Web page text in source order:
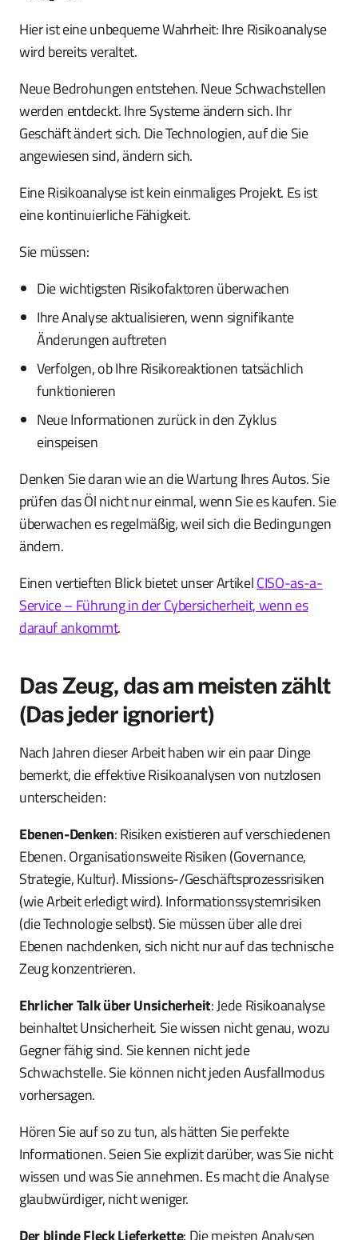
Hier ist eine unbequeme Wahrheit: Ihre Risikoanalyse
wird bereits veraltet.
Neue Bedrohungen entstehen. Neue Schwachstellen
werden entdeckt. Ihre Systeme ändern sich. Ihr
Geschäft ändert sich. Die Technologien, auf die Sie
angewiesen sind, ändern sich.
Eine Risikoanalyse ist kein einmaliges Projekt. Es ist
eine kontinuierliche Fähigkeit.
Sie müssen:
Die wichtigsten Risikofaktoren überwachen
Ihre Analyse aktualisieren, wenn signifikante
Änderungen auftreten
Verfolgen, ob Ihre Risikoreaktionen tatsächlich
funktionieren
Neue Informationen zurück in den Zyklus
einspeisen
Denken Sie daran wie an die Wartung Ihres Autos. Sie
prüfen das Öl nicht nur einmal, wenn Sie es kaufen. Sie
überwachen es regelmäßig, weil sich die Bedingungen
ändern.
Einen vertieften Blick bietet unser ArtikelCISO-as-a-
Service – Führung in der Cybersicherheit, wenn es
darauf ankommt.
Das Zeug, das am meisten zählt
(Das jeder ignoriert)
Nach Jahren dieser Arbeit haben wir ein paar Dinge
bemerkt, die effektive Risikoanalysen von nutzlosen
unterscheiden:
Ebenen-Denken: Risiken existieren auf verschiedenen
Ebenen. Organisationsweite Risiken (Governance,
Strategie, Kultur). Missions-/Geschäftsprozessrisiken
(wie Arbeit erledigt wird). Informationssystemrisiken
(die Technologie selbst). Sie müssen über alle drei
Ebenen nachdenken, sich nicht nur auf das technische
Zeug konzentrieren.
Ehrlicher Talk über Unsicherheit: Jede Risikoanalyse
beinhaltet Unsicherheit. Sie wissen nicht genau, wozu
Gegner fähig sind. Sie kennen nicht jede
Schwachstelle. Sie können nicht jeden Ausfallmodus
vorhersagen.
Hören Sie auf so zu tun, als hätten Sie perfekte
Informationen. Seien Sie explizit darüber, was Sie nicht
wissen und was Sie annehmen. Es macht die Analyse
glaubwürdiger, nicht weniger.